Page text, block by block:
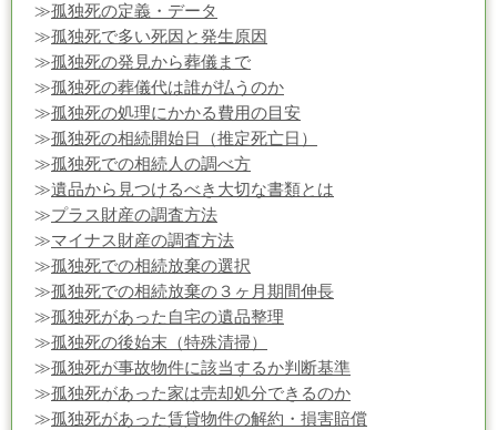
≫孤独死の定義・データ
≫孤独死で多い死因と発生原因
≫孤独死の発見から葬儀まで
≫孤独死の葬儀代は誰が払うのか
≫孤独死の処理にかかる費用の目安
≫孤独死の相続開始日（推定死亡日）
≫孤独死での相続人の調べ方
≫遺品から見つけるべき大切な書類とは
≫プラス財産の調査方法
≫マイナス財産の調査方法
≫孤独死での相続放棄の選択
≫孤独死での相続放棄の３ヶ月期間伸長
≫孤独死があった自宅の遺品整理
≫孤独死の後始末（特殊清掃）
≫孤独死が事故物件に該当するか判断基準
≫孤独死があった家は売却処分できるのか
≫孤独死があった賃貸物件の解約・損害賠償